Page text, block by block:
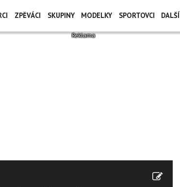
ZPĚVÁCI SKUPINY MODELKY SPORTOVCI DALŠÍ